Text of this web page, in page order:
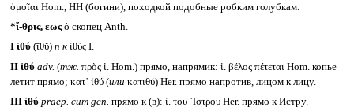
ὁμοῖαι Hom., HH (богини), походкой подобные робким голубкам.
*ἴ-θρις, εωςὁ скопец Anth.
I ἰθύ (ῑθῠ) n кἰθύς I.
II ἰθύ adv. (тж. πρὸς ἰ. Hom.) прямо, напрямик: ἰ. βέλος πέτεται Hom. копье
летит прямо; κατ᾽ ἰθύ (или κατιθύ) Her. прямо напротив, лицом к лицу.
III ἰθύ praep. cum gen. прямо к (в): ἰ. του Ἴστρου Her. прямо к Истру.